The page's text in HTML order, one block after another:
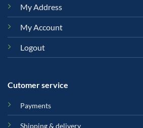
My Address
My Account
Logout
Cutomer service
Payments
Shipping & delivery